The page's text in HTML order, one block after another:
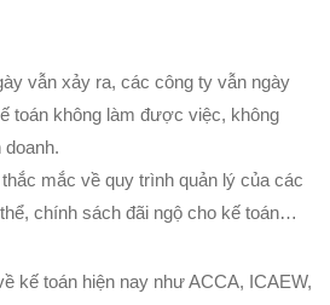
vẫn xảy ra, các công ty vẫn ngày
toán không làm được việc, không
mắc về quy trình quản lý của các
chính sách đãi ngộ cho kế toán…
kế toán hiện nay như ACCA, ICAEW,